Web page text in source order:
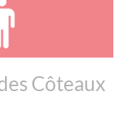
Côteaux